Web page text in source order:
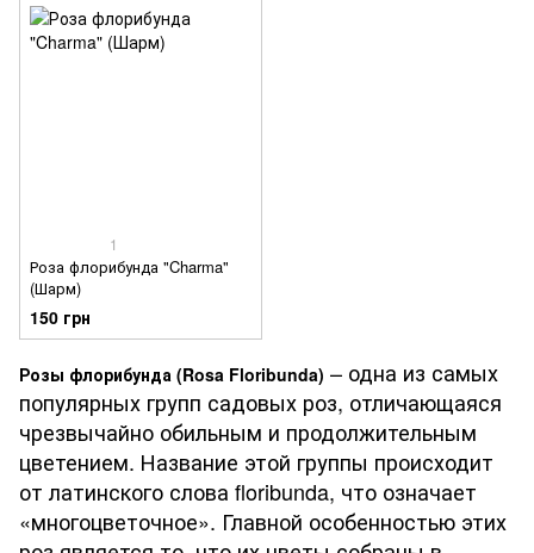
1
Роза флорибунда "Charma"
(Шарм)
150 грн
Розы флорибунда (Rosa Floribunda) – одна из самых
популярных групп садовых роз, отличающаяся
чрезвычайно обильным и продолжительным
цветением. Название этой группы происходит
от латинского слова floribunda, что означает
«многоцветочное». Главной особенностью этих